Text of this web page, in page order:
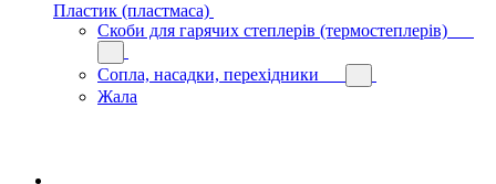
Пластик (пластмаса)
Скоби для гарячих степлерів (термостеплерів)
Сопла, насадки, перехідники
Жала